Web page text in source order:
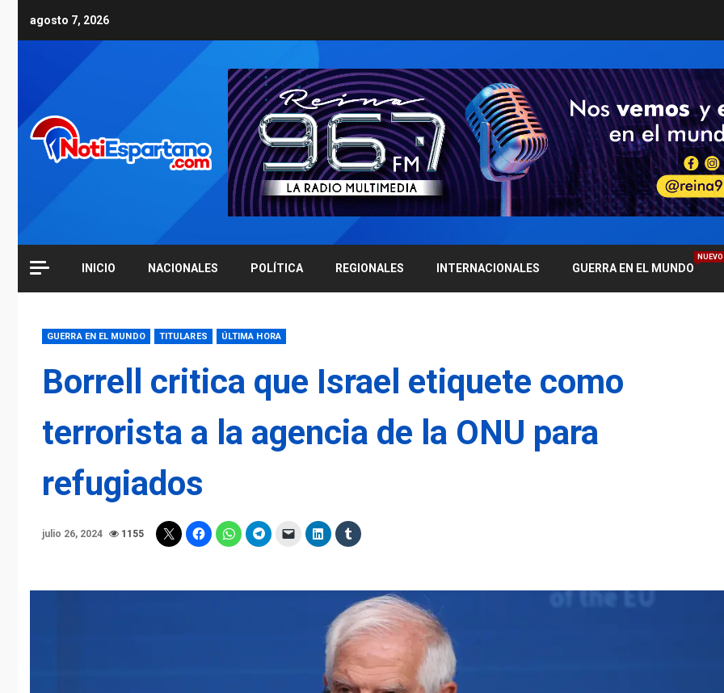
agosto 7, 2026
INICIO NACIONALES POLÍTICA REGIONALES INTERNACIONALES GUERRA EN EL MUNDO
NUEVO
GUERRA EN EL MUNDO TITULARES ÚLTIMA HORA
Borrell critica que Israel etiquete como
terrorista a la agencia de la ONU para
refugiados
julio 26, 2024 1155